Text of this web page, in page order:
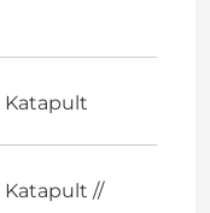
Katapult
Katapult //